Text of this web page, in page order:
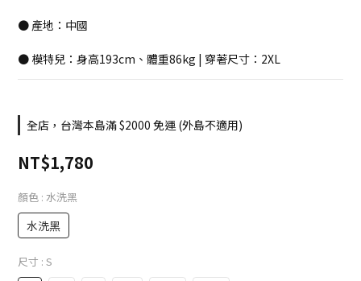
● 產地：中國
● 模特兒：身高193cm、體重86kg | 穿著尺寸：2XL
全店，台灣本島滿 $2000 免運 (外島不適用)
NT$1,780
顏色 : 水洗黑
水洗黑
尺寸 : S